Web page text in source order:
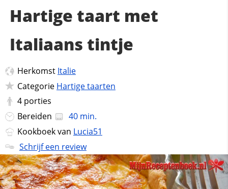
Hartige taart met
Italiaans tintje
Herkomst Italie
Categorie Hartige taarten
4 porties
Bereiden
40 min.
Kookboek van Lucia51
Schrijf een review